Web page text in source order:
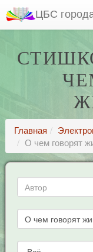
ЦБС
Главная
О чем говорят